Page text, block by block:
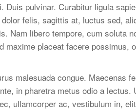
pulvinar. Curabitur ligula
felis, sagittis at, luctus sed,
Nam libero tempore, cum soluta
maxime placeat facere possimus,
malesuada congue. Maecenas
in pharetra metus odio a lectus.
ullamcorper ac, vestibulum in,